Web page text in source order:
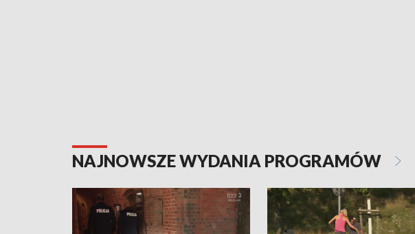
NAJNOWSZE WYDANIA PROGRAMÓW